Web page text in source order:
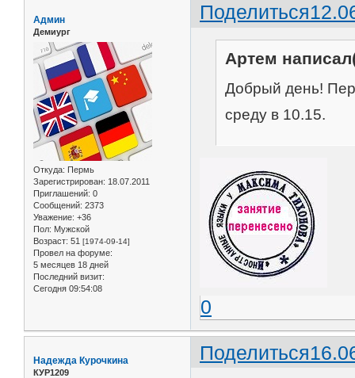
Поделиться
Админ
Демиург
Откуда: Пермь
Зарегистрирован: 18.07.2011
Приглашений: 0
Сообщений: 2373
Уважение: +36
Пол: Мужской
Возраст: 51 [1974-09-14]
Провел на форуме:
5 месяцев 18 дней
Последний визит:
Сегодня 09:54:08
Артем
Добрый день!
среду в 10.15.
0
Поделиться
Надежда Курочкина
КУР1209